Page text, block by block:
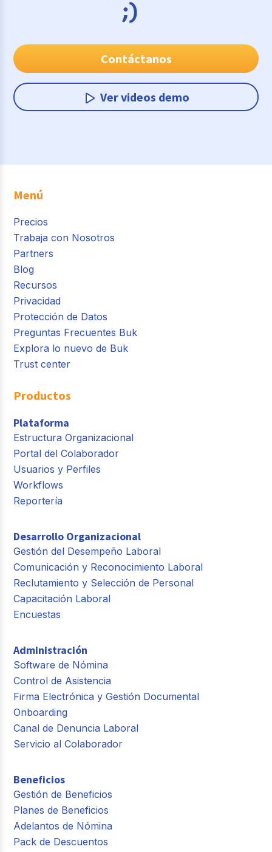
Contáctanos
Ver videos demo
Menú
Precios
Trabaja con Nosotros
Partners
Blog
Recursos
Privacidad
Protección de Datos
Preguntas Frecuentes Buk
Explora lo nuevo de Buk
Trust center
Productos
Plataforma
Estructura Organizacional
Portal del Colaborador
Usuarios y Perfiles
Workflows
Reportería
Desarrollo Organizacional
Gestión del Desempeño Laboral
Comunicación y Reconocimiento Laboral
Reclutamiento y Selección de Personal
Capacitación Laboral
Encuestas
Administración
Software de Nómina
Control de Asistencia
Firma Electrónica y Gestión Documental
Onboarding
Canal de Denuncia Laboral
Servicio al Colaborador
Beneficios
Gestión de Beneficios
Planes de Beneficios
Adelantos de Nómina
Pack de Descuentos